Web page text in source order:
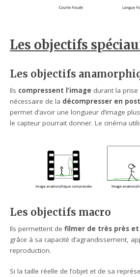
Les objectifs
Les objectifs
Ils compressent l’image durant la
nécessaire de la décompresser en
permet d’avoir une longueur d’image
le capteur pourrait donner. Le cinéma
Les objectifs macro
Ils permettent defilmer de très près
grâce à sa capacité d’agrandissement,
reproduction.
Si la taille réelle de l’objet et de sa